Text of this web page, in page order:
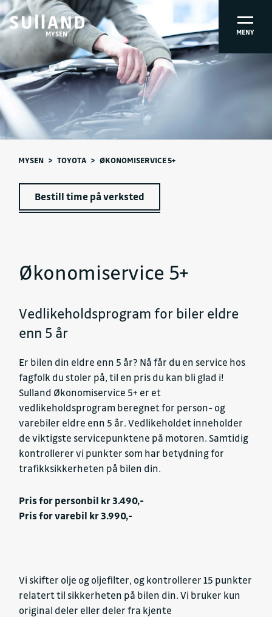
MYSEN MENY
MYSEN > TOYOTA > ØKONOMISERVICE 5+
Bestill time på verksted
Økonomiservice 5+
Vedlikeholdsprogram for biler eldre
enn 5 år
Er bilen din eldre enn 5 år? Nå får du en service hos
fagfolk du stoler på, til en pris du kan bli glad i!
Sulland Økonomiservice 5+ er et
vedlikeholdsprogram beregnet for person- og
varebiler eldre enn 5 år. Vedlikeholdet inneholder
de viktigste servicepunktene på motoren. Samtidig
kontrollerer vi punkter som har betydning for
trafikksikkerheten på bilen din.
Pris for personbil kr 3.490,-
Pris for varebil kr 3.990,-
Vi skifter olje og oljefilter, og kontrollerer 15 punkter
relatert til sikkerheten på bilen din. Vi bruker kun
original deler eller deler fra kjente